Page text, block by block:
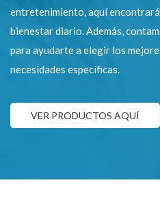
entretenimiento, aquí
bienestar diario. Además,
para ayudarte a elegir los
necesidades específicas.
VER PRODUCTOS AQUÍ